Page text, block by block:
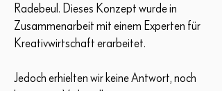
Radebeul. Dieses Konzept wurde in
Zusammenarbeit mit einem Experten für
Kreativwirtschaft erarbeitet.
Jedoch erhielten wir keine Antwort, noch